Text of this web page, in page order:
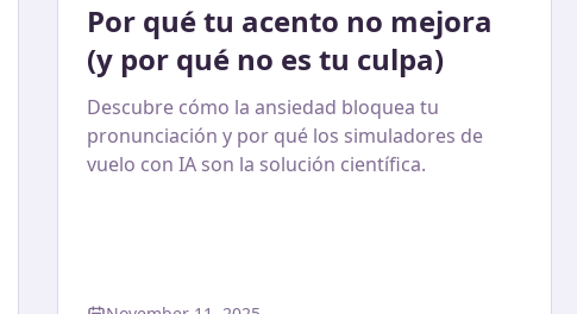
Por qué tu acento no mejora
(y por qué no es tu culpa)
Descubre cómo la ansiedad bloquea tu
pronunciación y por qué los simuladores de
vuelo con IA son la solución científica.